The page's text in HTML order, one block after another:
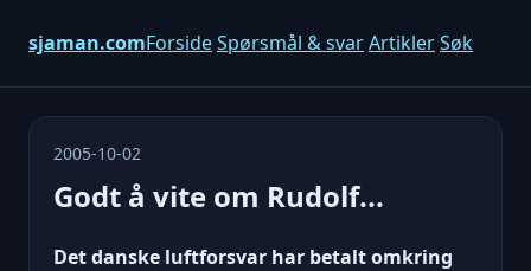
sjaman.comForsideSpørsmål & svarArtiklerSøk
2005-10-02
Godt å vite om Rudolf...
Det danske luftforsvar har betalt omkring